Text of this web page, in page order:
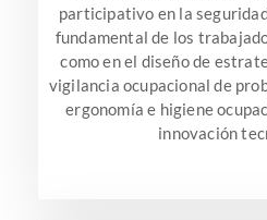
participativo en la
fundamental de los
como en el diseño de
vigilancia ocupacional de
ergonomía e higiene
innovación